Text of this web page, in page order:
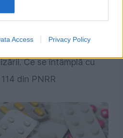
Access Privacy Policy
evaluează modificările la
Ce se întâmplă cu
din PNRR